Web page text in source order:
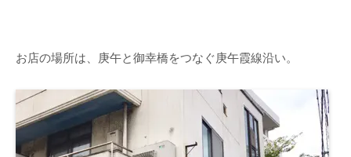
お店の場所は、庚午と御幸橋をつなぐ庚午霞線沿い。